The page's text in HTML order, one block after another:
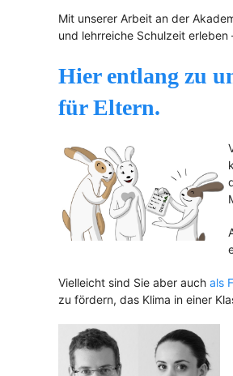
Mit unserer Arbeit an der
und lehrreiche Schulzeit
Hier entlang zu
für Eltern.
Vielleicht sind Sie aber auch als
zu fördern, das Klima in einer